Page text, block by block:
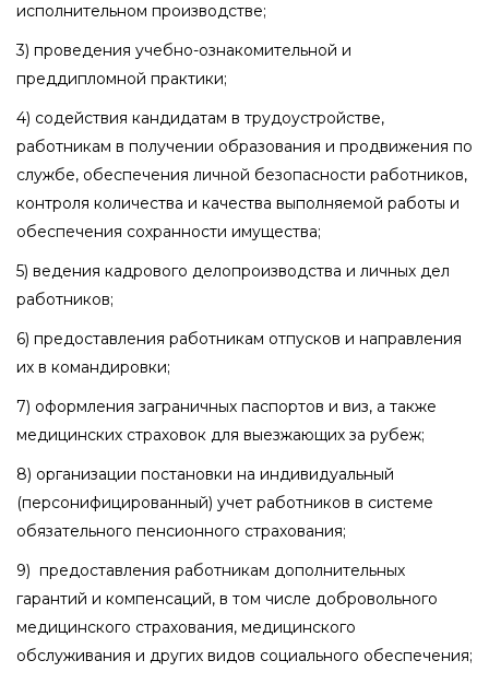
исполнительном производстве;
3) проведения учебно-ознакомительной и
преддипломной практики;
4) содействия кандидатам в трудоустройстве,
работникам в получении образования и продвижения по
службе, обеспечения личной безопасности работников,
контроля количества и качества выполняемой работы и
обеспечения сохранности имущества;
5) ведения кадрового делопроизводства и личных дел
работников;
6) предоставления работникам отпусков и направления
их в командировки;
7) оформления заграничных паспортов и виз, а также
медицинских страховок для выезжающих за рубеж;
8) организации постановки на индивидуальный
(персонифицированный) учет работников в системе
обязательного пенсионного страхования;
9) предоставления работникам дополнительных
гарантий и компенсаций, в том числе добровольного
медицинского страхования, медицинского
обслуживания и других видов социального обеспечения;